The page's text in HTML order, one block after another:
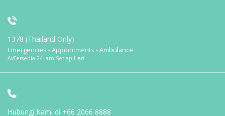
1378 (Thailand Only)
Emergencies - Appointments - Ambulance
AvTersedia 24 Jam Setiap Hari
Hubungi Kami di +66 2066 8888